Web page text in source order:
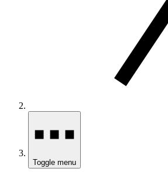
Toggle menu